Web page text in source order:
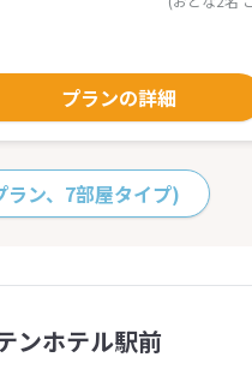
プランの詳細
ラン、7部屋タイプ)
ンホテル駅前